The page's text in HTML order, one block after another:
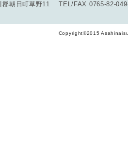
郡朝日町草野11 TEL/FAX 0765-82-
Copyright©2015